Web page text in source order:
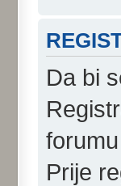
Da bi
Prije